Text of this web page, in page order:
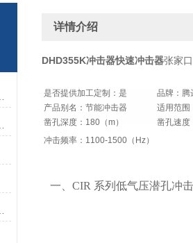
详情介绍
DHD355K冲击器快速冲击器张家
是否提供加工定制：是 品牌：腾
产品别名：节能冲击器
适用范围
凿孔深度：180（m）
凿孔速度
冲击频率：1100-1500（Hz）
一、 CIR 系列低气压潜孔冲